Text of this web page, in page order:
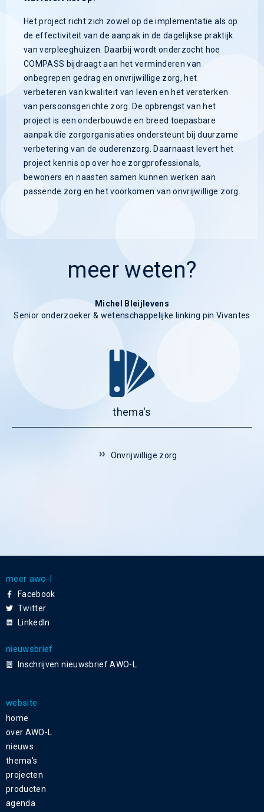
Het project richt zich zowel op de implementatie als op
de effectiviteit van de aanpak in de dagelijkse praktijk
van verpleeghuizen. Daarbij wordt onderzocht hoe
COMPASS bijdraagt aan het verminderen van
onbegrepen gedrag en onvrijwillige zorg, het
verbeteren van kwaliteit van leven en het versterken
van persoonsgerichte zorg. De opbrengst van het
project is een onderbouwde en breed toepasbare
aanpak die zorgorganisaties ondersteunt bij duurzame
verbetering van de ouderenzorg. Daarnaast levert het
project kennis op over hoe zorgprofessionals,
bewoners en naasten samen kunnen werken aan
passende zorg en het voorkomen van onvrijwillige zorg.
meer weten?
Michel Bleijlevens
Senior onderzoeker & wetenschappelijke linking pin Vivantes
thema's
Onvrijwillige zorg
meer awo-l
Facebook
Twitter
LinkedIn
nieuwsbrief
Inschrijven nieuwsbrief AWO-L
website
home
over AWO-L
nieuws
thema's
projecten
producten
agenda